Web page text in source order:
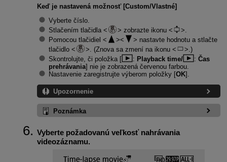
Keď je nastavená možnosť [Custom/Vlastné]
Vyberte číslo.
Stlačením tlačidla
zobrazte ikonu
Pomocou tlačidiel
nastavte hodnotu a stlačte
tlačidlo
. (Znova sa zmení na ikonu
.)
Skontrolujte, či položka [
: Playback time/ : Čas
prehrávania] nie je zobrazená červenou farbou.
Nastavenie zaregistrujte výberom položky [OK].
Upozornenie
Poznámka
Vyberte požadovanú veľkosť nahrávania
videozáznamu.